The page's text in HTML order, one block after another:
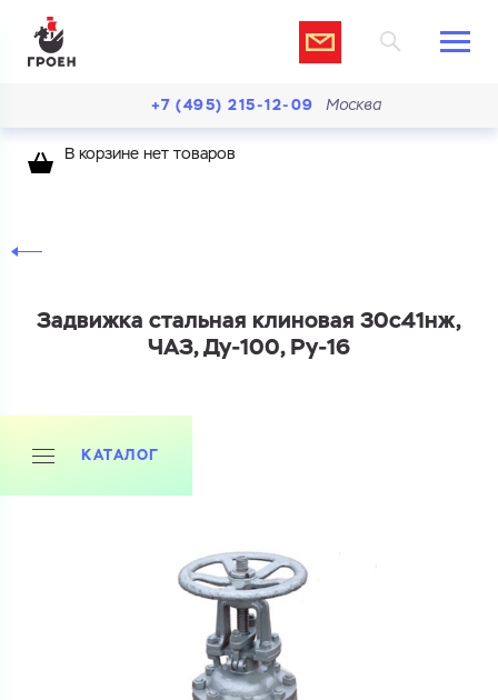
Ваш запрос
Перечислите товары, которые вас интересуют
и укажите какую информацию вы хотите по ним
получить. Мы свяжемся с вами в ближайшее время.
+7 (495) 215-12-09 Москва
В корзине нет товаров
Задвижка стальная клиновая 30с41нж,
ЧАЗ, Ду-100, Ру-16
КАТАЛОГ